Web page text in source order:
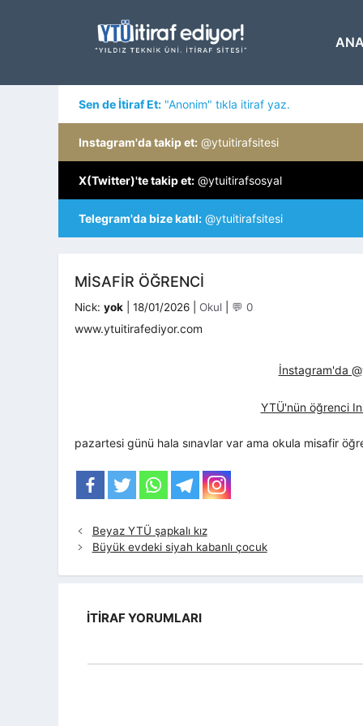
Sen de İtiraf Et: "Anonim" tıkla itiraf yaz.
Instagram'da takip et: @ytuitirafsitesi
X(Twitter)'te takip et: @ytuitirafsosyal
Telegram'da bize katıl: @ytuitirafsitesi
MISAFIR ÖĞRENCI
Nick: yok 18/01/2026 Kategoriler
Okul 💬 0
www.ytuitirafediyor.com
İnstagram'da
YTÜ'nün öğrenci
pazartesi günü hala sınavlar var ama okula misafir
Beyaz YTÜ şapkalı kız
Büyük evdeki siyah kabanlı çocuk
İTIRAF YORUMLARI